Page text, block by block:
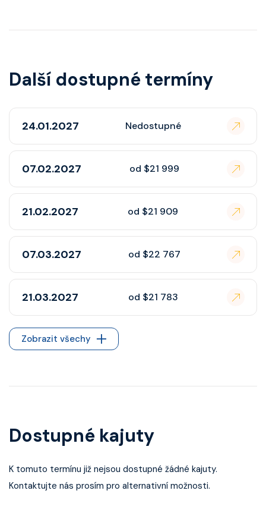
Další dostupné termíny
24.01.2027 Nedostupné
07.02.2027 od $21 999
21.02.2027 od $21 909
07.03.2027 od $22 767
21.03.2027 od $21 783
Zobrazit všechy
Dostupné kajuty
K tomuto termínu již nejsou dostupné žádné kajuty.
Kontaktujte nás prosím pro alternativní možnosti.